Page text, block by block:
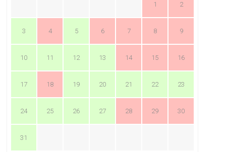
1 2
3 4 5 6 7 8 9
10 11 12 13 14 15 16
17 18 19 20 21 22 23
24 25 26 27 28 29 30
31